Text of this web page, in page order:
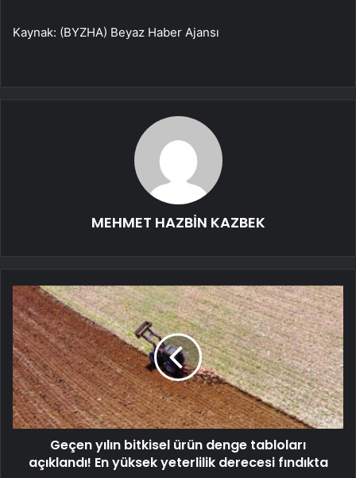
Kaynak: (BYZHA) Beyaz Haber Ajansı
MEHMET HAZBİN KAZBEK
Geçen yılın bitkisel ürün denge tabloları
açıklandı! En yüksek yeterlilik derecesi fındıkta